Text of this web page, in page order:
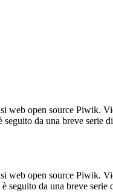
web open source Piwik.
da una breve
web open source Piwik.
da una breve